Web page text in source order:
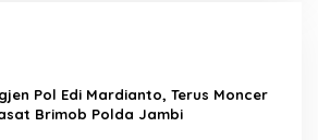
Pol Edi Mardianto, Terus Moncer
Brimob Polda Jambi